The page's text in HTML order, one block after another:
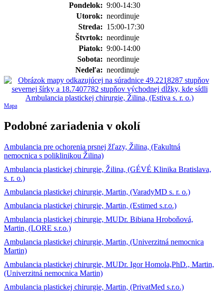
Pondelok: 9:00-14:30
Utorok: neordinuje
Streda: 15:00-17:30
Štvrtok: neordinuje
Piatok: 9:00-14:00
Sobota: neordinuje
Nedeľa: neordinuje
Mapa
Podobné zariadenia v okolí
Ambulancia pre ochorenia prsnej žľazy, Žilina, (Fakultná
nemocnica s poliklinikou Žilina)
Ambulancia plastickej chirurgie, Žilina, (GÉVÉ Klinika Bratislava,
s. r. o.)
Ambulancia plastickej chirurgie, Martin, (VaradyMD s. r. o.)
Ambulancia plastickej chirurgie, Martin, (Estimed s.r.o.)
Ambulancia plastickej chirurgie, MUDr. Bibiana Hroboňová,
Martin, (LORE s.r.o.)
Ambulancia plastickej chirurgie, Martin, (Univerzitná nemocnica
Martin)
Ambulancia plastickej chirurgie, MUDr. Igor Homola,PhD., Martin,
(Univerzitná nemocnica Martin)
Ambulancia plastickej chirurgie, Martin, (PrivatMed s.r.o.)